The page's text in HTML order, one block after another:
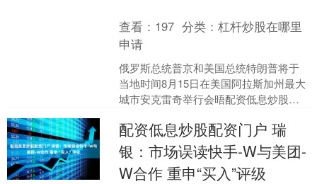
查看： 197 分类：杠杆炒股在哪里
申请
俄罗斯总统普京和美国总统特朗普将于
当地时间8月15日在美国阿拉斯加州最大
城市安克雷奇举行会晤配资低息炒股配
斯加会见特朗普前飞....
配资低息炒股配资门户 瑞
银：市场误读快手-W与美团-
W合作 重申“买入”评级